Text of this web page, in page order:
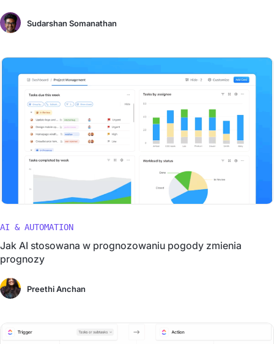
Sudarshan Somanathan
AI & AUTOMATION
Jak AI stosowana w prognozowaniu pogody zmienia
prognozy
Preethi Anchan